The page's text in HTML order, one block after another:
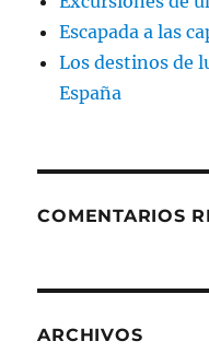
Escapada a las
Los destinos de
España
COMENTARIOS
ARCHIVOS